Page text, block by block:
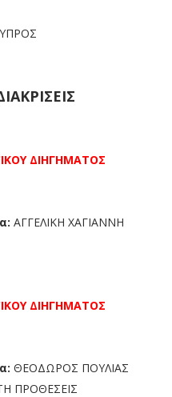
ΔΙΗΓΗΜΑΤΟΣ
ΑΓΓΕΛΙΚΗ ΧΑΓΙΑΝΝΗ
ΔΙΗΓΗΜΑΤΟΣ
ΘΕΟΔΩΡΟΣ ΠΟΥΛΙΑΣ
ΠΡΟΘΕΣΕΙΣ